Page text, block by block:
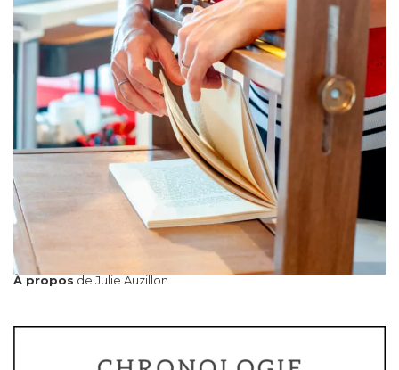
À propos de Julie Auzillon